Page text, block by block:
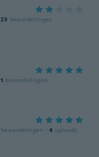
23 beoordelingen
1 beoordelingen
beoordelingen · 4 uploads